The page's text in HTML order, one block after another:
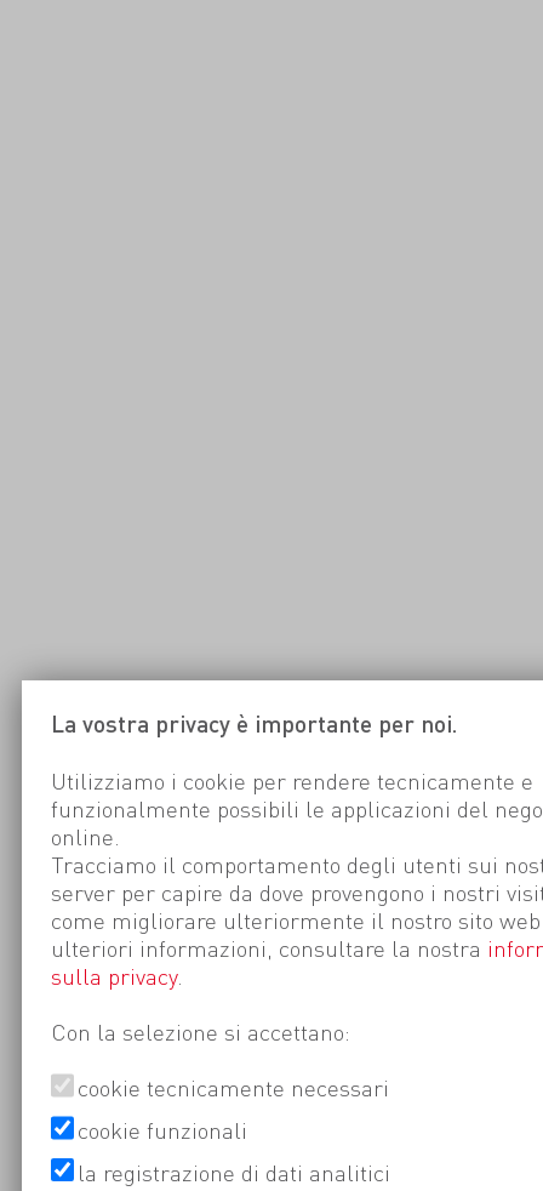
La vostra privacy è importante per noi.
Utilizziamo i cookie per rendere tecnicamente e
funzionalmente possibili le applicazioni del
online.
Tracciamo il comportamento degli utenti sui
server per capire da dove provengono i nostri
come migliorare ulteriormente il nostro sito
ulteriori informazioni, consultare la nostra
sulla privacy.
Con la selezione si accettano:
cookie tecnicamente necessari
cookie funzionali
la registrazione di dati analitici